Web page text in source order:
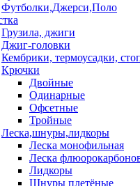
Футболки,Джерси,Поло
Грузила, джиги
Джиг-головки
Кембрики, термоусадки,
Крючки
Двойные
Одинарные
Офсетные
Тройные
Леска,шнуры,лидкоры
Леска монофильная
Леска
Лидкоры
Шнуры плетёные